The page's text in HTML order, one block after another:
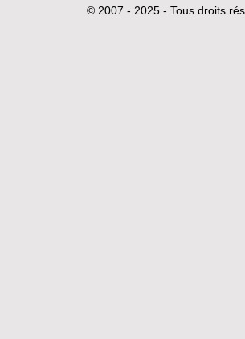
© 2007 - 2025 - Tous droits